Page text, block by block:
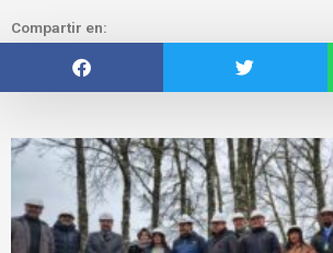
Compartir en: